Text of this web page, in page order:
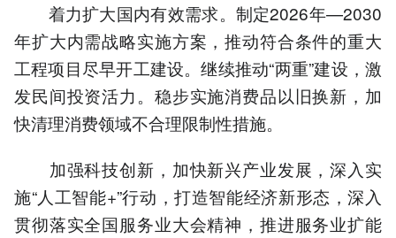
着力扩大国内有效需求。制定2026年—2030
年扩大内需战略实施方案，推动符合条件的重大
工程项目尽早开工建设。继续推动“两重”建设，激
发民间投资活力。稳步实施消费品以旧换新，加
快清理消费领域不合理限制性措施。
加强科技创新，加快新兴产业发展，深入实
施“人工智能+”行动，打造智能经济新形态，深入
贯彻落实全国服务业大会精神，推进服务业扩能